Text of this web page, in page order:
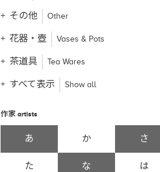
その他 Other
花器・壺 Vases & Pots
茶道具 Tea Wares
すべて表示 Show all
作家 artists
あ か さ
た な は